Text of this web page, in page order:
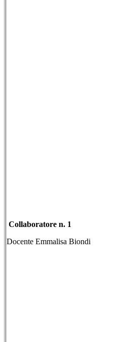
Collaboratore n. 1
Docente Emmalisa Biondi